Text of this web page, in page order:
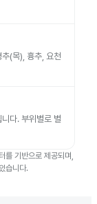
(목), 흉추, 요천
다. 부위별로 별
를 기반으로 제공되며,
습니다.